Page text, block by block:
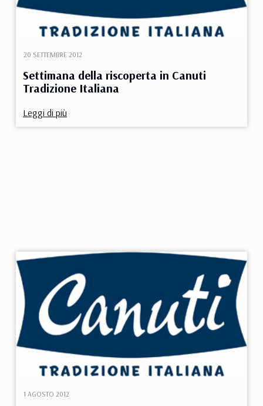
Settimana della riscoperta in Canuti
Tradizione Italiana
20 SETTEMBRE 2012
Leggi di più
1 AGOSTO 2012